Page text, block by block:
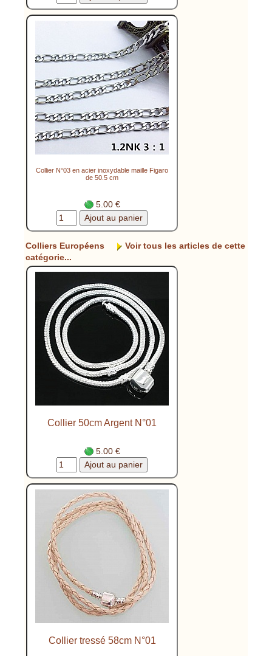
Collier N°03 en acier inoxydable maille Figaro
de 50.5 cm
5.00 €
Colliers Européens
Voir tous les articles de cette
catégorie...
Collier 50cm Argent N°01
5.00 €
Collier tressé 58cm N°01